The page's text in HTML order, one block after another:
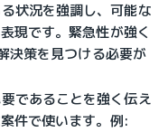
状況を強調し、可能な
現です。緊急性が強く
決策を見つける必要が
であることを強く伝え
件で使います。例: